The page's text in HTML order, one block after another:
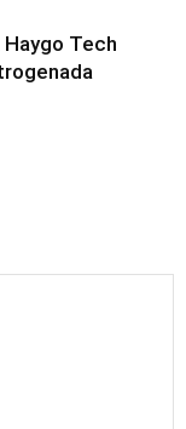
Tech